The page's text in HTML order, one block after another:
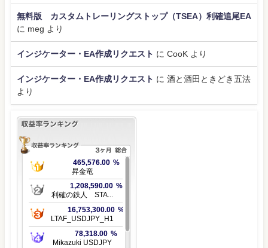
無料版 カスタムトレーリングストップ（TSEA）利確追尾EA
に meg より
インジケーター・EA作成リクエスト に CooK より
インジケーター・EA作成リクエスト に 酒と酒田ときどき五法
より